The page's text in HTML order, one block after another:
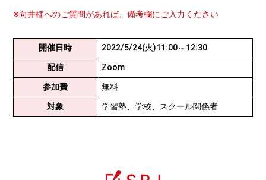
※向井様へのご質問があれば、備考欄にご入力ください
開催日時 2022/5/24(火)11:00～12:30
配信 Zoom
参加費 無料
対象 学習塾、学校、スクール関係者